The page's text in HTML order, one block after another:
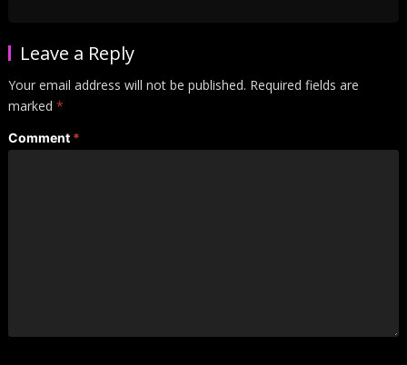
Leave a Reply
Your email address will not be published. Required fields are
marked *
Comment *